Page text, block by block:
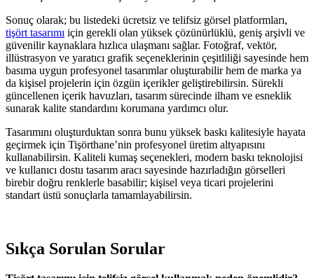
Sonuç olarak; bu listedeki ücretsiz ve telifsiz görsel platformları,
tişört tasarımı için gerekli olan yüksek çözünürlüklü, geniş arşivli ve
güvenilir kaynaklara hızlıca ulaşmanı sağlar. Fotoğraf, vektör,
illüstrasyon ve yaratıcı grafik seçeneklerinin çeşitliliği sayesinde hem
basıma uygun profesyonel tasarımlar oluşturabilir hem de marka ya
da kişisel projelerin için özgün içerikler geliştirebilirsin. Sürekli
güncellenen içerik havuzları, tasarım sürecinde ilham ve esneklik
sunarak kalite standardını korumana yardımcı olur.
Tasarımını oluşturduktan sonra bunu yüksek baskı kalitesiyle hayata
geçirmek için Tişörthane’nin profesyonel üretim altyapısını
kullanabilirsin. Kaliteli kumaş seçenekleri, modern baskı teknolojisi
ve kullanıcı dostu tasarım aracı sayesinde hazırladığın görselleri
birebir doğru renklerle basabilir; kişisel veya ticari projelerini
standart üstü sonuçlarla tamamlayabilirsin.
Sıkça Sorulan Sorular